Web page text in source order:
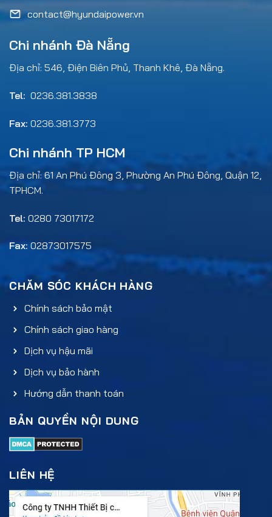
contact@hyundaipower.vn
Chi nhánh Đà Nẵng
Địa chỉ: 546, Điện Biên Phủ, Thanh Khê, Đà Nẵng.
Tel: 0236.381.3838
Fax: 0236.381.3773
Chi nhánh TP HCM
Địa chỉ: 61 An Phú Đông 3, Phường An Phú Đông, Quận 12,
TPHCM.
Tel: 0280 73017172
Fax: 02873017575
CHĂM SÓC KHÁCH HÀNG
Chính sách bảo mật
Chính sách giao hàng
Dịch vụ hậu mãi
Dịch vụ bảo hành
Hướng dẫn thanh toán
BẢN QUYỀN NỘI DUNG
LIÊN HỆ